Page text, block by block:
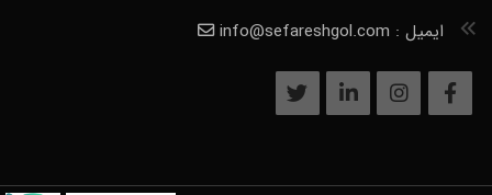
ایمیل : info@sefareshgol.com